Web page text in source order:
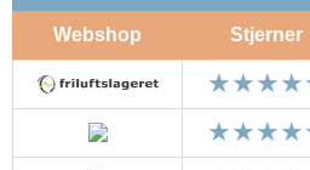
Webshop Stjerner